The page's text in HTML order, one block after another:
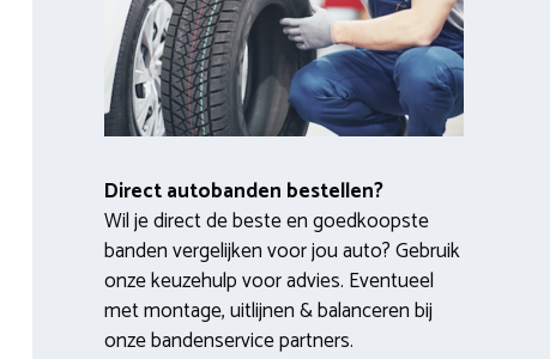
Direct autobanden bestellen?
Wil je direct de beste en goedkoopste
banden vergelijken voor jou auto? Gebruik
onze keuzehulp voor advies. Eventueel
met montage, uitlijnen & balanceren bij
onze bandenservice partners.